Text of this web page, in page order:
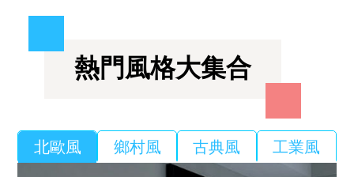
熱門風格大集合
北歐風 鄉村風 古典風 工業風